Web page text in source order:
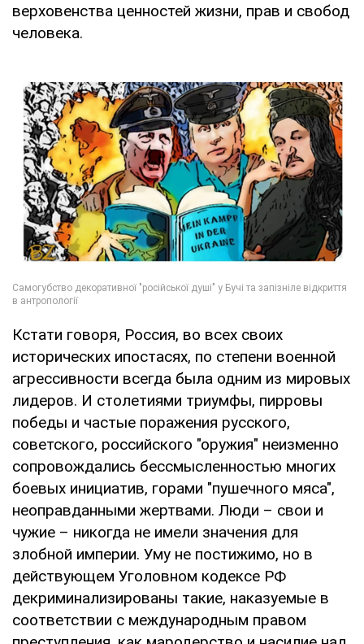
верховенства ценностей жизни, прав и свобод
человека.
Кстати говоря, Россия, во всех своих
исторических ипостасях, по степени военной
агрессивности всегда была одним из мировых
лидеров. И столетиями триумфы, пирровы
победы и частые поражения русского,
советского, российского "оружия" неизменно
сопровождались бессмысленностью многих
боевых инициатив, горами "пушечного мяса",
неоправданными жертвами. Люди – свои и
чужие – никогда не имели значения для
злобной империи. Уму не постижимо, но в
действующем Уголовном кодексе РФ
декриминализированы такие, наказуемые в
соответствии с международным правом